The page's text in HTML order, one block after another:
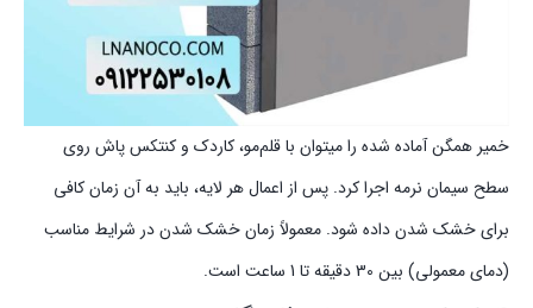
خمیر همگن آماده شده را میتوان با قلم‌مو، کاردک و کنتکس پاش روی
سطح سیمان نرمه اجرا کرد. پس از اعمال هر لایه، باید به آن زمان کافی
برای خشک شدن داده شود. معمولاً زمان خشک شدن در شرایط مناسب
(دمای معمولی) بین 30 دقیقه تا 1 ساعت است.